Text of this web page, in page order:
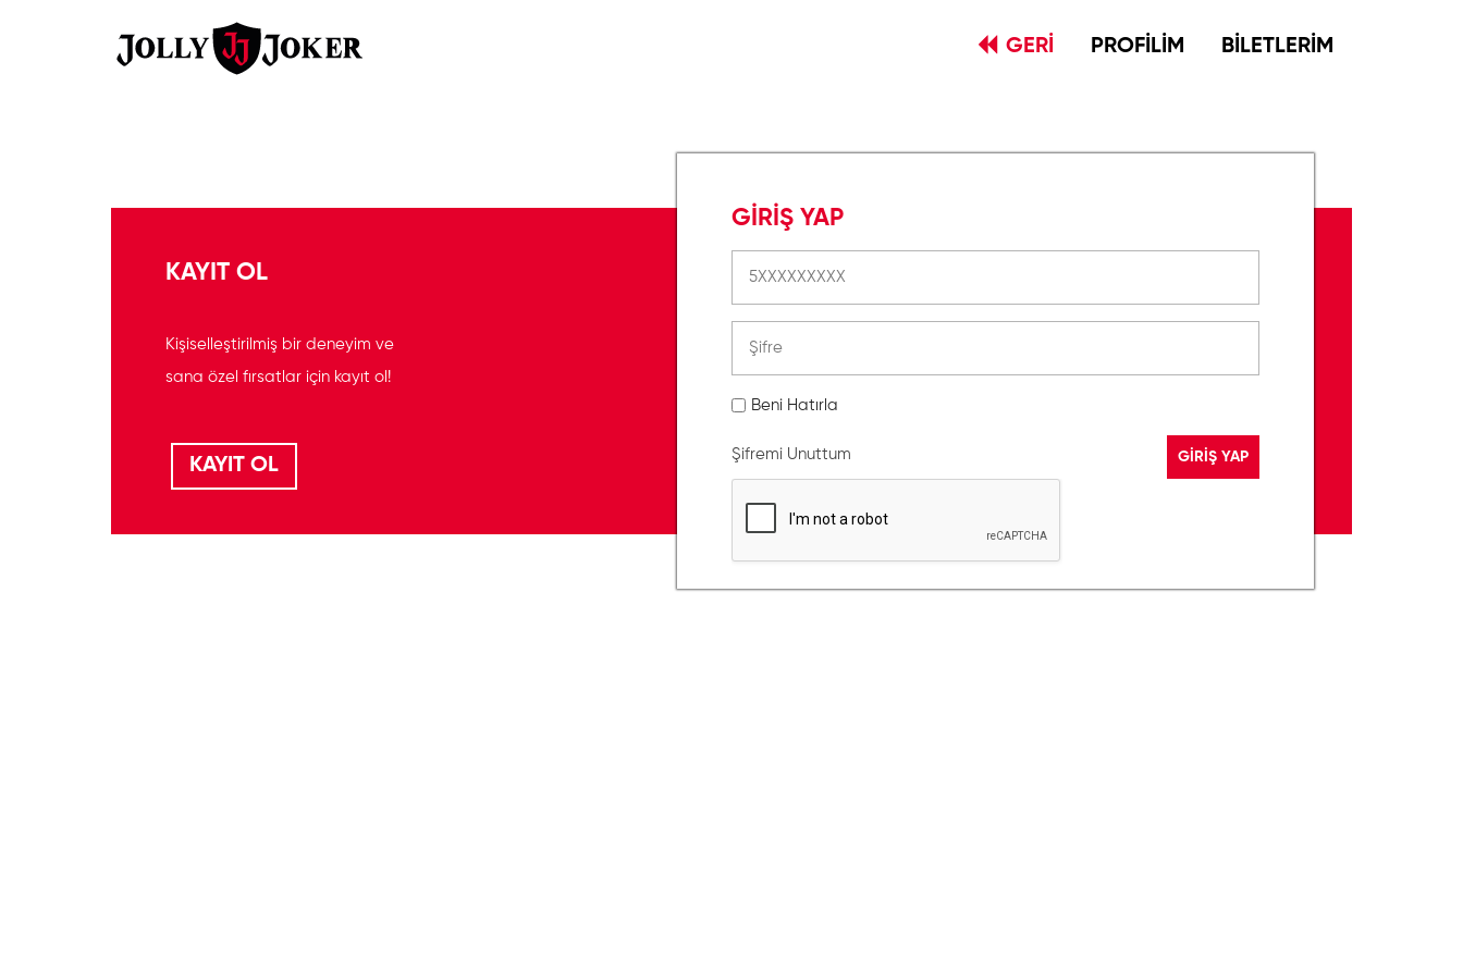
GERİ PROFİLİM BİLETLERİM
GİRİŞ YAP
Beni Hatırla
Şifremi Unuttum
KAYIT OL
Kişiselleştirilmiş bir deneyim ve
sana özel fırsatlar için kayıt ol!
KAYIT OL